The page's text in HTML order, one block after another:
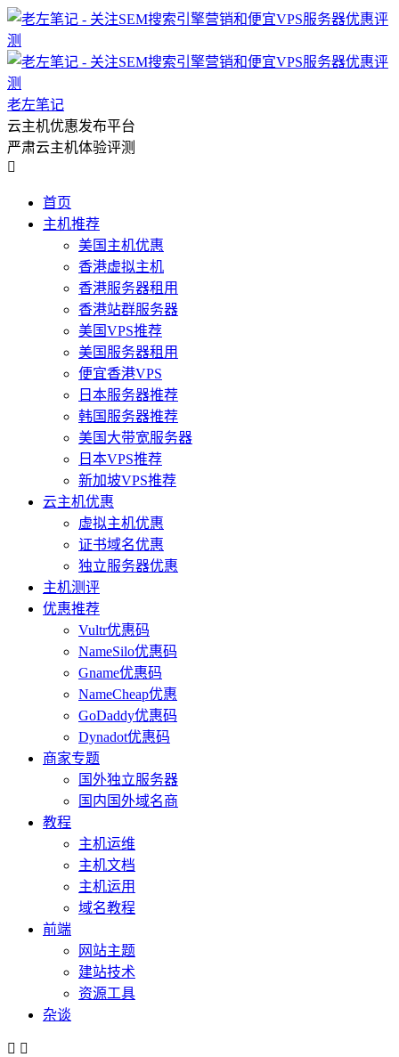
老左笔记
云主机优惠发布平台
严肃云主机体验评测

首页
主机推荐
美国主机优惠
香港虚拟主机
香港服务器租用
香港站群服务器
美国VPS推荐
美国服务器租用
便宜香港VPS
日本服务器推荐
韩国服务器推荐
美国大带宽服务器
日本VPS推荐
新加坡VPS推荐
云主机优惠
虚拟主机优惠
证书域名优惠
独立服务器优惠
主机测评
优惠推荐
Vultr优惠码
NameSilo优惠码
Gname优惠码
NameCheap优惠
GoDaddy优惠码
Dynadot优惠码
商家专题
国外独立服务器
国内国外域名商
教程
主机运维
主机文档
主机运用
域名教程
前端
网站主题
建站技术
资源工具
杂谈
 